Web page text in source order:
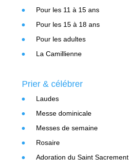
Pour les 11 à 15 ans
Pour les 15 à 18 ans
Pour les adultes
La Camillienne
Prier & célébrer
Laudes
Messe dominicale
Messes de semaine
Rosaire
Adoration du Saint Sacrement